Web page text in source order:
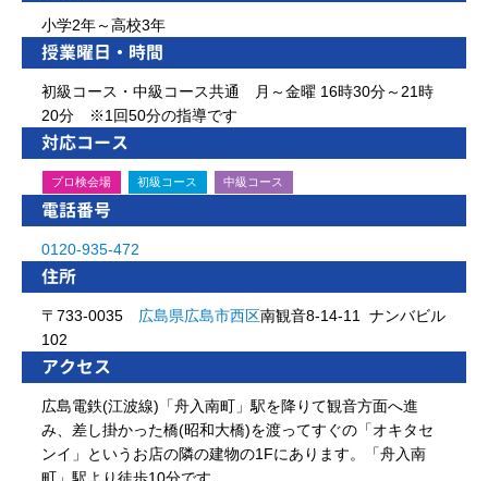
小学2年～高校3年
授業曜日・時間
初級コース・中級コース共通 月～金曜 16時30分～21時
20分 ※1回50分の指導です
対応コース
プロ検会場 初級コース 中級コース
電話番号
0120-935-472
住所
〒733-0035 広島県広島市西区南観音8-14-11 ナンバビル
102
アクセス
広島電鉄(江波線)「舟入南町」駅を降りて観音方面へ進
み、差し掛かった橋(昭和大橋)を渡ってすぐの「オキタセ
ンイ」というお店の隣の建物の1Fにあります。「舟入南
町」駅より徒歩10分です。